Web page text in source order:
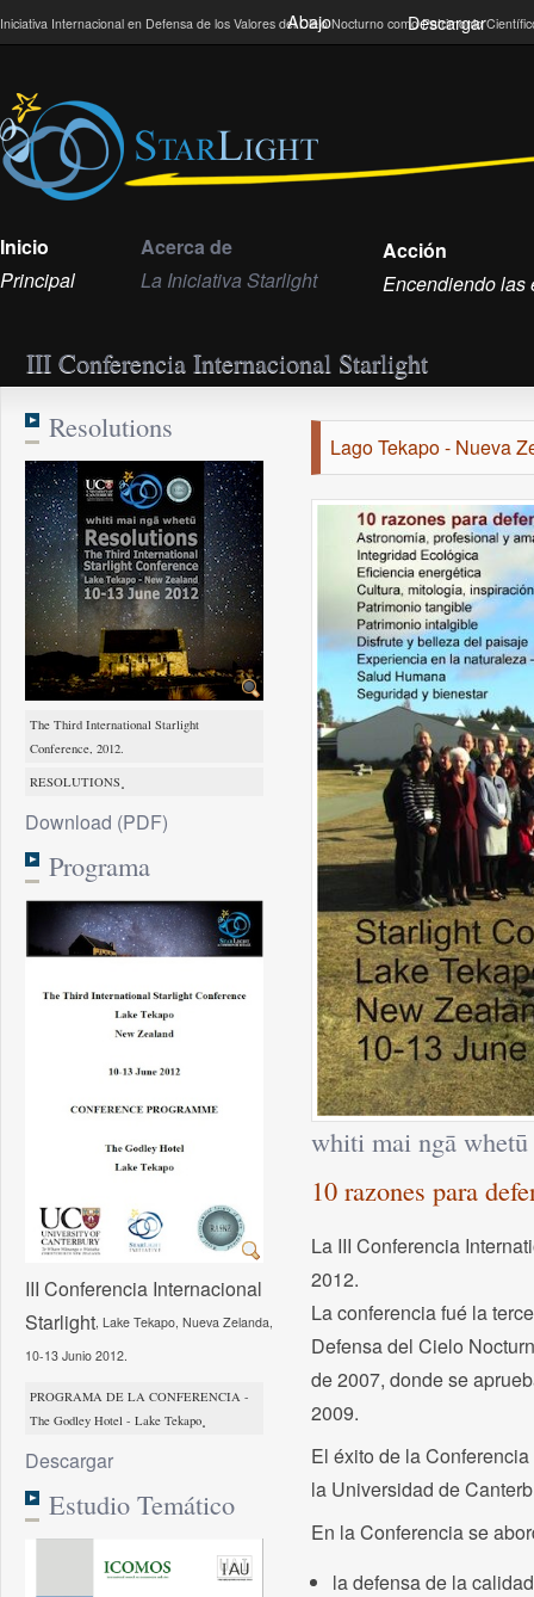
Abajo Descargar
Iniciativa Internacional en Defensa de los Valores del Cielo Nocturno como Patrimonio
Inicio
Principal
Acerca de
La Iniciativa Starlight
Acción
Encendiendo las
III Conferencia Internacional Starlight
Resolutions
The Third International Starlight
Conference, 2012.
RESOLUTIONS.
Download (PDF)
Programa
III Conferencia Internacional
Starlight, Lake Tekapo, Nueva Zelanda,
10-13 Junio 2012.
PROGRAMA DE LA CONFERENCIA -
The Godley Hotel - Lake Tekapo.
Descargar
Estudio Temático
Lago Tekapo - Nueva
whiti mai ngā whetū
10 razones para
La III Conferencia
2012.
La conferencia fué la
Defensa del Cielo
de 2007, donde se
2009.
El éxito de la
la Universidad de
En la Conferencia se
la defensa de la